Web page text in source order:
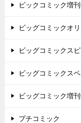
ビックコミック増
ビッグコミックオ
ビッグコミックス
ビッグコミックス
ビッグコミック増
プチコミック